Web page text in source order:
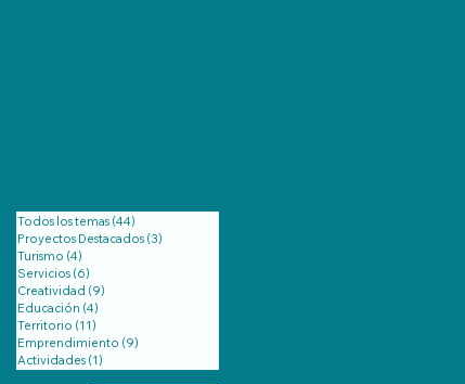
Todos los temas (44)
Proyectos Destacados (3)
Turismo (4)
Servicios (6)
Creatividad (9)
Educación (4)
Territorio (11)
Emprendimiento (9)
Actividades (1)